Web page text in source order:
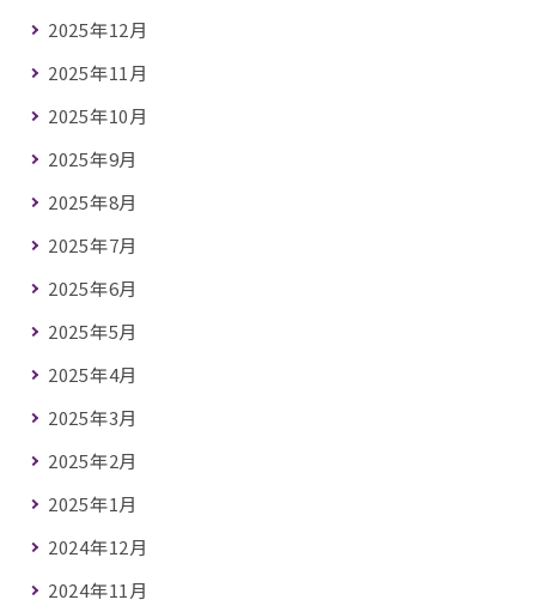
2025年12月
2025年11月
2025年10月
2025年9月
2025年8月
2025年7月
2025年6月
2025年5月
2025年4月
2025年3月
2025年2月
2025年1月
2024年12月
2024年11月